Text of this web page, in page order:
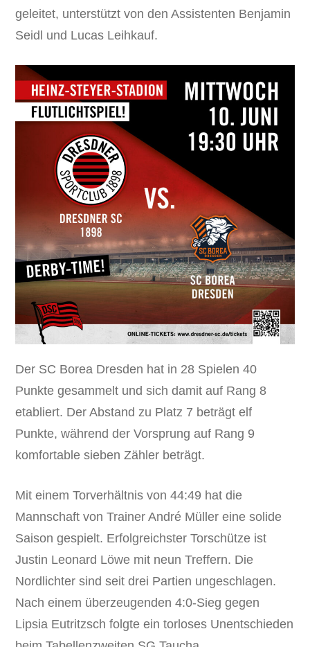
geleitet, unterstützt von den Assistenten Benjamin
Seidl und Lucas Leihkauf.
Der SC Borea Dresden hat in 28 Spielen 40
Punkte gesammelt und sich damit auf Rang 8
etabliert. Der Abstand zu Platz 7 beträgt elf
Punkte, während der Vorsprung auf Rang 9
komfortable sieben Zähler beträgt.
Mit einem Torverhältnis von 44:49 hat die
Mannschaft von Trainer André Müller eine solide
Saison gespielt. Erfolgreichster Torschütze ist
Justin Leonard Löwe mit neun Treffern. Die
Nordlichter sind seit drei Partien ungeschlagen.
Nach einem überzeugenden 4:0-Sieg gegen
Lipsia Eutritzsch folgte ein torloses Unentschieden